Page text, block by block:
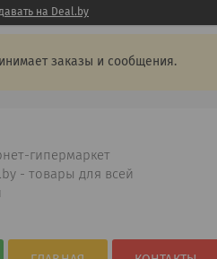
на Deal.by
заказы и сообщения.
гипермаркет
- товары для всей